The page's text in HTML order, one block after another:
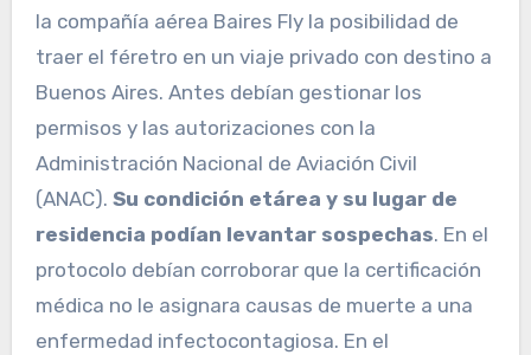
la compañía aérea Baires Fly la posibilidad de
traer el féretro en un viaje privado con destino a
Buenos Aires. Antes debían gestionar los
permisos y las autorizaciones con la
Administración Nacional de Aviación Civil
(ANAC). Su condición etárea y su lugar de
residencia podían levantar sospechas. En el
protocolo debían corroborar que la certificación
médica no le asignara causas de muerte a una
enfermedad infectocontagiosa. En el